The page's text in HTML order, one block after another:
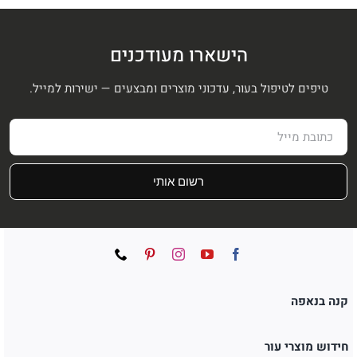
הישארו מעודכנים
טיפים לטיפול בעור, עדכוני מוצרים ומבצעים — ישירות למייל.
רשום אותי
קנה בנאפה
חידוש מוצרי עור